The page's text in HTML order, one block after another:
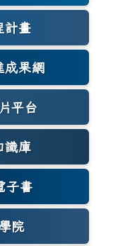
計畫
成果網
新視窗)
平台
識庫
新視窗)
子書
院